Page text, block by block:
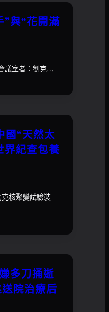
”與“花開滿
議室者：劉克…
國“天然太
界紀查包養
核聚變試驗裝
多刀捅逝
院治療后